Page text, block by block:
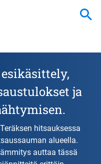
ja
hitsauksessa
alueella.
auttaa tässä